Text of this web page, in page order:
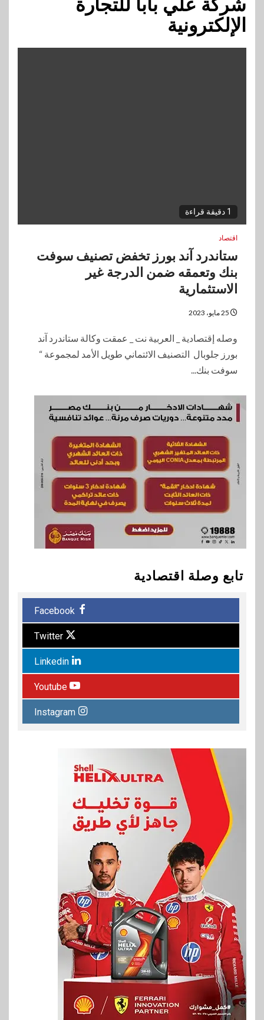
شركة علي بابا للتجارة
الإلكترونية
1 دقيقة قراءة
اقتصاد
ستاندرد آند بورز تخفض تصنيف سوفت
بنك وتعمقه ضمن الدرجة غير
الاستثمارية
وصله إقتصادية _ العربية نت _ عمقت وكالة ستاندرد آند
بورز جلوبال التصنيف الائتماني طويل الأمد لمجموعة “
سوفت بنك...
تابع وصلة اقتصادية
Facebook
Twitter
Linkedin
Youtube
Instagram